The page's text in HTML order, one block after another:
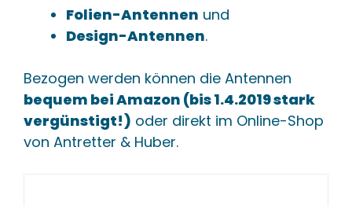
Folien-Antennen und
Design-Antennen.
Bezogen werden können die Antennen
bequem bei Amazon (bis 1.4.2019 stark
vergünstigt!) oder direkt im Online-Shop
von Antretter & Huber.